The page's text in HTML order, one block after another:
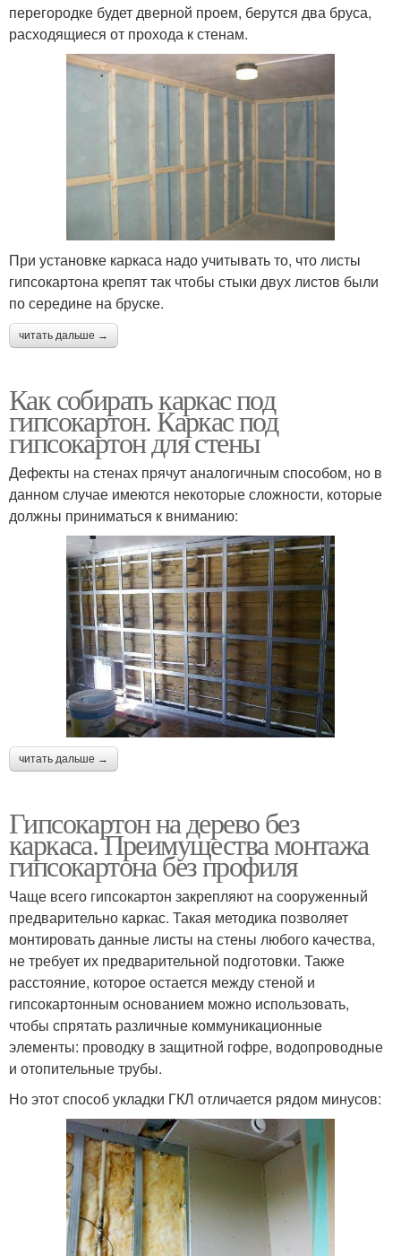
перегородке будет дверной проем, берутся два бруса,
расходящиеся от прохода к стенам.
При установке каркаса надо учитывать то, что листы
гипсокартона крепят так чтобы стыки двух листов были
по середине на бруске.
читать дальше →
Как собирать каркас под
гипсокартон. Каркас под
гипсокартон для стены
Дефекты на стенах прячут аналогичным способом, но в
данном случае имеются некоторые сложности, которые
должны приниматься к вниманию:
читать дальше →
Гипсокартон на дерево без
каркаса. Преимущества монтажа
гипсокартона без профиля
Чаще всего гипсокартон закрепляют на сооруженный
предварительно каркас. Такая методика позволяет
монтировать данные листы на стены любого качества,
не требует их предварительной подготовки. Также
расстояние, которое остается между стеной и
гипсокартонным основанием можно использовать,
чтобы спрятать различные коммуникационные
элементы: проводку в защитной гофре, водопроводные
и отопительные трубы.
Но этот способ укладки ГКЛ отличается рядом минусов: